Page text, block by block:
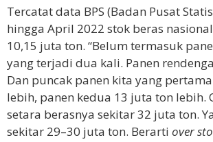
Tercatat data BPS (Badan Pusat
hingga April 2022 stok beras
10,15 juta ton. “Belum termasuk
yang terjadi dua kali. Panen
Dan puncak panen kita yang
lebih, panen kedua 13 juta ton lebih.
setara berasnya sekitar 32 juta ton.
sekitar 29–30 juta ton. Berarti over